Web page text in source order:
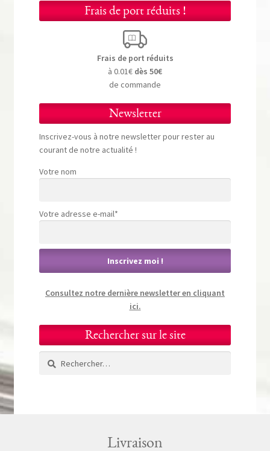
Frais de port réduits !
Frais de port réduits
à 0.01€ dès 50€
de commande
Newsletter
Inscrivez-vous à notre newsletter pour rester au
courant de notre actualité !
Votre nom
Votre adresse e-mail*
Consultez notre dernière newsletter en cliquant
ici.
Rechercher sur le site
Rechercher :
Livraison